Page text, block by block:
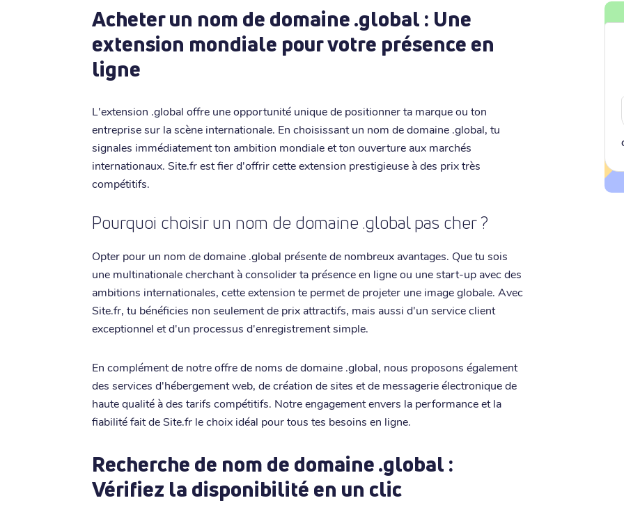
Acheter un nom de domaine .global : Une
extension mondiale pour votre présence en
ligne
L'extension .global offre une opportunité unique de positionner ta marque ou ton
entreprise sur la scène internationale. En choisissant un nom de domaine .global, tu
signales immédiatement ton ambition mondiale et ton ouverture aux marchés
internationaux. Site.fr est fier d'offrir cette extension prestigieuse à des prix très
compétitifs.
Pourquoi choisir un nom de domaine .global pas cher ?
Opter pour un nom de domaine .global présente de nombreux avantages. Que tu sois
une multinationale cherchant à consolider ta présence en ligne ou une start-up avec des
ambitions internationales, cette extension te permet de projeter une image globale. Avec
Site.fr, tu bénéficies non seulement de prix attractifs, mais aussi d'un service client
exceptionnel et d'un processus d'enregistrement simple.
En complément de notre offre de noms de domaine .global, nous proposons également
des services d'hébergement web, de création de sites et de messagerie électronique de
haute qualité à des tarifs compétitifs. Notre engagement envers la performance et la
fiabilité fait de Site.fr le choix idéal pour tous tes besoins en ligne.
Recherche de nom de domaine .global :
Vérifiez la disponibilité en un clic